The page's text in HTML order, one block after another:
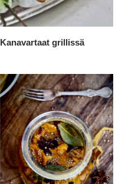
Kanavartaat grillissä